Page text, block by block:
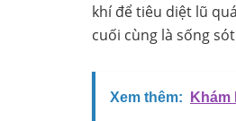
khí để tiêu diệt lũ
cuối cùng là sống
Xem thêm: Khám